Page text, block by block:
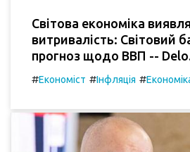
Світова економіка
витривалість: Світовий
прогноз щодо ВВП --
#Економіст #Інфляція #